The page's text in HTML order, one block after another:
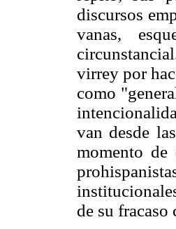
discursos
vanas,
virrey por
como
van desde
momento de
de su